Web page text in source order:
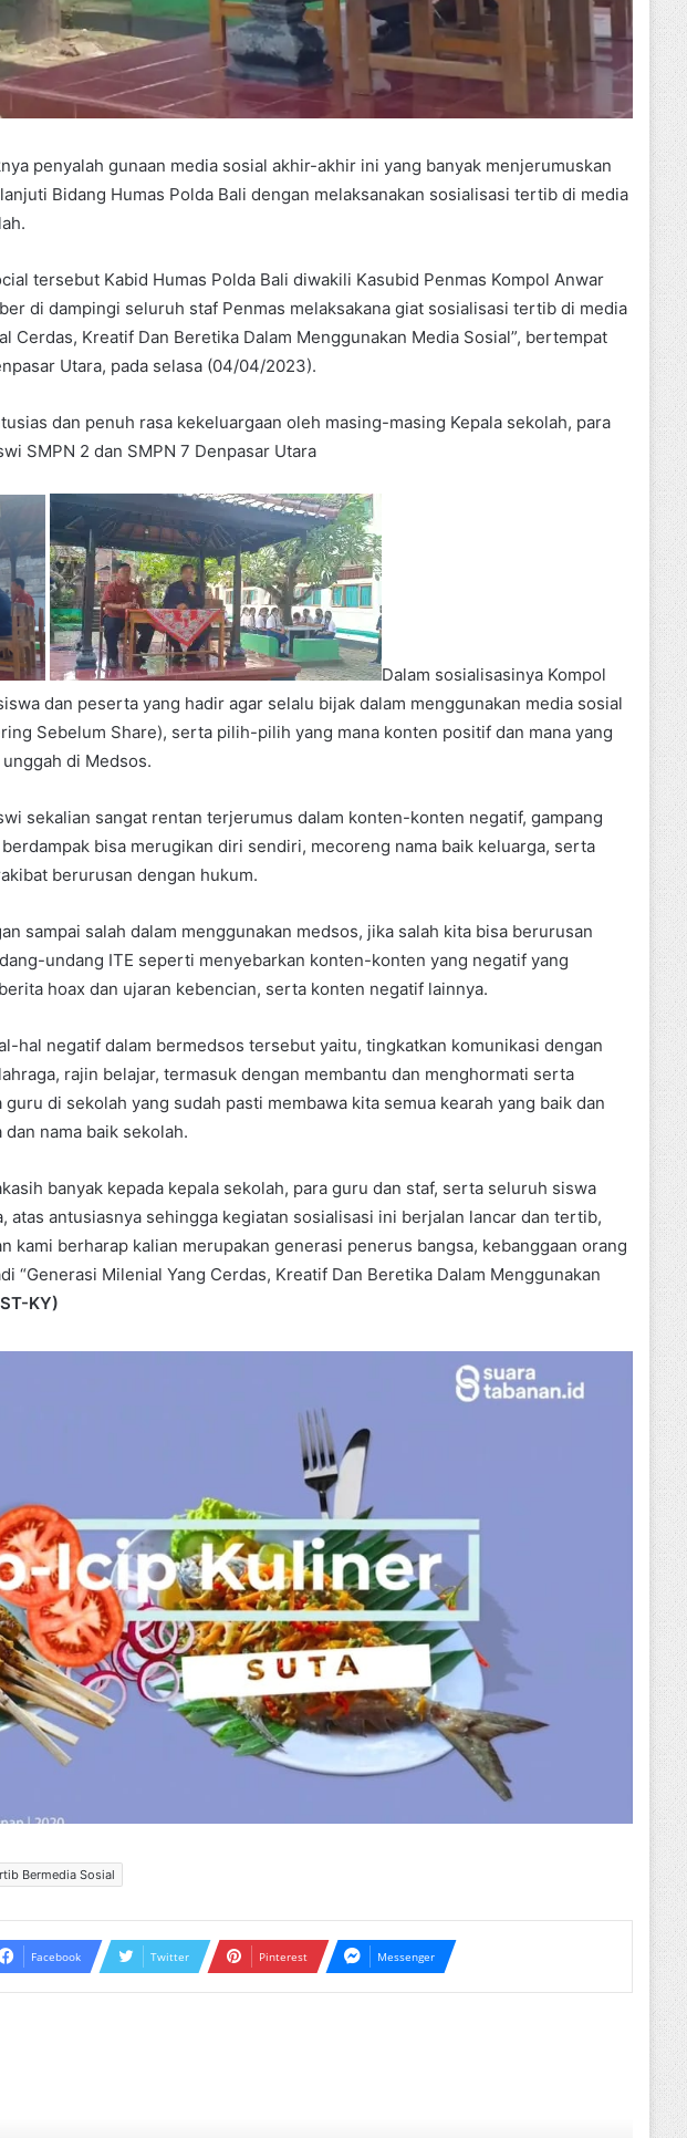
penyalah gunaan media sosial akhir-akhir ini yang banyak menjerumuskan
Bidang Humas Polda Bali dengan melaksanakan sosialisasi tertib di media
tersebut Kabid Humas Polda Bali diwakili Kasubid Penmas Kompol Anwar
di dampingi seluruh staf Penmas melaksakana giat sosialisasi tertib di media
Cerdas, Kreatif Dan Beretika Dalam Menggunakan Media Sosial”, bertempat
Utara, pada selasa (04/04/2023).
dan penuh rasa kekeluargaan oleh masing-masing Kepala sekolah, para
SMPN 2 dan SMPN 7 Denpasar Utara
Dalam sosialisasinya Kompol
dan peserta yang hadir agar selalu bijak dalam menggunakan media sosial
Sebelum Share), serta pilih-pilih yang mana konten positif dan mana yang
di Medsos.
sekalian sangat rentan terjerumus dalam konten-konten negatif, gampang
bisa merugikan diri sendiri, mecoreng nama baik keluarga, serta
berurusan dengan hukum.
sampai salah dalam menggunakan medsos, jika salah kita bisa berurusan
undang ITE seperti menyebarkan konten-konten yang negatif yang
hoax dan ujaran kebencian, serta konten negatif lainnya.
hal negatif dalam bermedsos tersebut yaitu, tingkatkan komunikasi dengan
rajin belajar, termasuk dengan membantu dan menghormati serta
di sekolah yang sudah pasti membawa kita semua kearah yang baik dan
nama baik sekolah.
banyak kepada kepala sekolah, para guru dan staf, serta seluruh siswa
atas antusiasnya sehingga kegiatan sosialisasi ini berjalan lancar dan tertib,
kami berharap kalian merupakan generasi penerus bangsa, kebanggaan orang
“Generasi Milenial Yang Cerdas, Kreatif Dan Beretika Dalam Menggunakan
KY)
Bermedia Sosial
Facebook Twitter Pinterest Messenger